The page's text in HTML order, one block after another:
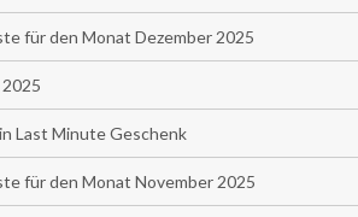
für den Monat Dezember 2025
Last Minute Geschenk
für den Monat November 2025